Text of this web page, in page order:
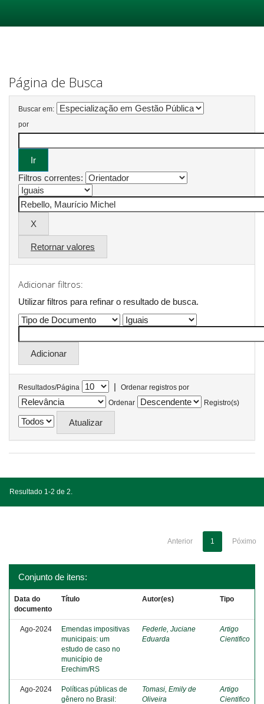
Página de Busca
Buscar em:
por
Filtros correntes:
Retornar valores
Adicionar filtros:
Utilizar filtros para refinar o resultado de busca.
Resultados/Página |
Ordenar registros por
Ordenar
Registro(s)
Resultado 1-2 de 2.
Anterior 1 Póximo
Conjunto de itens:
Data do
documento
Título Autor(es) Tipo
Ago-2024
Emendas impositivas
municipais: um
estudo de caso no
município de
Erechim/RS
Federle, Juciane
Eduarda
Artigo
Cientifico
Ago-2024
Políticas públicas de
gênero no Brasil:
Tomasi, Emily de
Oliveira
Artigo
Cientifico